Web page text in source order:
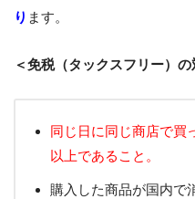
り ます。
＜免税（タックスフリー）
同じ日に同じ商店で買
以上であること。
購入した商品が国内で